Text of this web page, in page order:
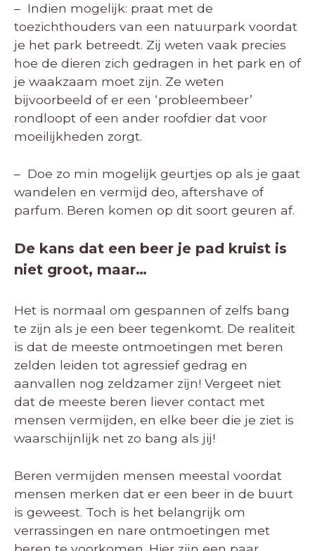
– Indien mogelijk: praat met de
toezichthouders van een natuurpark voordat
je het park betreedt. Zij weten vaak precies
hoe de dieren zich gedragen in het park en of
je waakzaam moet zijn. Ze weten
bijvoorbeeld of er een ‘probleembeer’
rondloopt of een ander roofdier dat voor
moeilijkheden zorgt.
– Doe zo min mogelijk geurtjes op als je gaat
wandelen en vermijd deo, aftershave of
parfum. Beren komen op dit soort geuren af.
De kans dat een beer je pad kruist is
niet groot, maar…
Het is normaal om gespannen of zelfs bang
te zijn als je een beer tegenkomt. De realiteit
is dat de meeste ontmoetingen met beren
zelden leiden tot agressief gedrag en
aanvallen nog zeldzamer zijn! Vergeet niet
dat de meeste beren liever contact met
mensen vermijden, en elke beer die je ziet is
waarschijnlijk net zo bang als jij!
Beren vermijden mensen meestal voordat
mensen merken dat er een beer in de buurt
is geweest. Toch is het belangrijk om
verrassingen en nare ontmoetingen met